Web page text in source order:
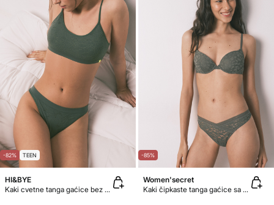
-82% TEEN
HI&BYE
Kaki cvetne tanga gaćice bez šavova
-85%
Women'secret
Kaki čipkaste tanga gaćice sa V-izrezom u struku